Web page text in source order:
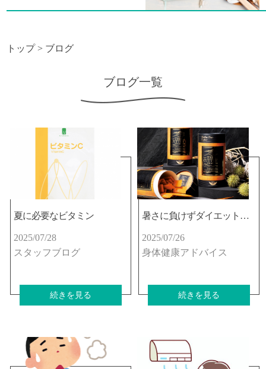
トップ> ブログ
ブログ一覧
夏に必要なビタミン
2025/07/28
スタッフブログ
続きを見る
暑さに負けずダイエットしませんか☆
2025/07/26
身体健康アドバイス
続きを見る